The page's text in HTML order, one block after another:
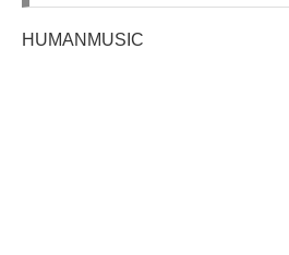
HUMANMUSIC